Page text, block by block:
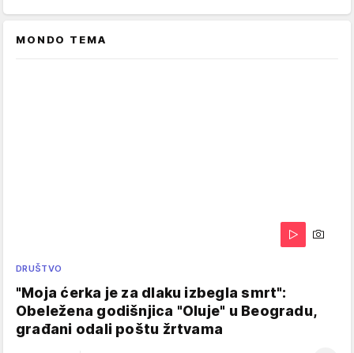
MONDO TEMA
DRUŠTVO
"Moja ćerka je za dlaku izbegla smrt":
Obeležena godišnjica "Oluje" u Beogradu,
građani odali poštu žrtvama